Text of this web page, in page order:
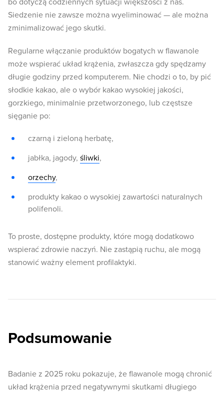
bo dotyczą codziennych sytuacji większości z nas.
Siedzenie nie zawsze można wyeliminować — ale można
zminimalizować jego skutki.
Regularne włączanie produktów bogatych w flawanole
może wspierać układ krążenia, zwłaszcza gdy spędzamy
długie godziny przed komputerem. Nie chodzi o to, by pić
słodkie kakao, ale o wybór kakao wysokiej jakości,
gorzkiego, minimalnie przetworzonego, lub częstsze
sięganie po:
czarną i zieloną herbatę,
jabłka, jagody, śliwki,
orzechy,
produkty kakao o wysokiej zawartości naturalnych
polifenoli.
To proste, dostępne produkty, które mogą dodatkowo
wspierać zdrowie naczyń. Nie zastąpią ruchu, ale mogą
stanowić ważny element profilaktyki.
Podsumowanie
Badanie z 2025 roku pokazuje, że flawanole mogą chronić
układ krążenia przed negatywnymi skutkami długiego